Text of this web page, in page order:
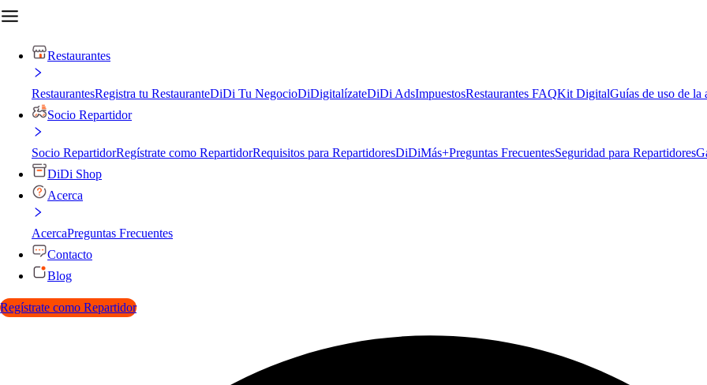
Restaurantes
RestaurantesRegistra tu RestauranteDiDi Tu NegocioDiDigitalízateDiDi AdsImpuestosRestaurantes FAQKit DigitalGuías de uso de la
Socio Repartidor
Socio RepartidorRegístrate como RepartidorRequisitos para RepartidoresDiDiMás+Preguntas FrecuentesSeguridad para Repartidores
DiDi Shop
Acerca
AcercaPreguntas Frecuentes
Contacto
Blog
Regístrate como Repartidor